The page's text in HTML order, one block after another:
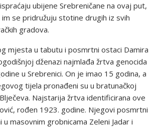
ubijene Srebreničane na ovaj put,
se pridružuju stotine drugih iz svih
gradova.
mjesta u tabutu i posmrtni ostaci Damira
dženazi najmlađa žrtva genocida
u Srebrenici. On je imao 15 godina, a
tijela pronađeni su u bratunačkoj
Najstarija žrtva identificirana ove
rođen 1923. godine. Njegovi posmrtni
masovnim grobnicama Zeleni Jadar i